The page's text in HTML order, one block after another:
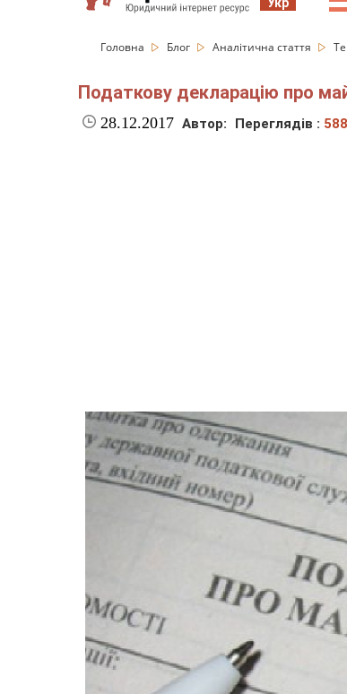
Головна Блог Аналітична стаття
Податкову декларацію про
28.12.2017 Автор: Переглядів :